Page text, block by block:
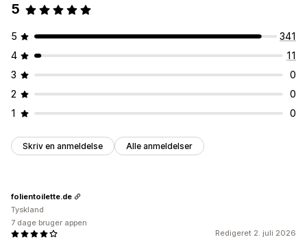
5
5
341
4
11
3
0
2
0
1
0
Skriv en anmeldelse Alle anmeldelser
Redigeret 2. juli 2026
folientoilette.de
Tyskland
7 dage bruger appen